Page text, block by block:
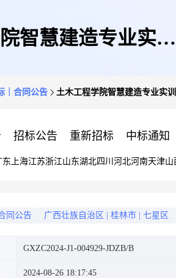
智慧建造专业实训
｜合同公告 土木工程学院智慧建造专业实
招标公告 重新招标 中标通知
东 上海江苏浙江山东湖北四川 河北河南天津山
同公告 广西壮族自治区 桂林市 七星区
GXZC2024-J1-004929-JDZB/B
2024-08-26 18:17:45